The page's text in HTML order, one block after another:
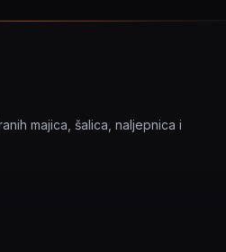
majica, šalica, naljepnica i